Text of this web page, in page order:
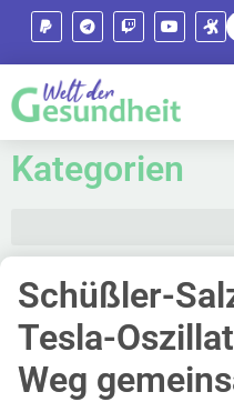
Kategorien
Schüßler-
Tesla-
Weg